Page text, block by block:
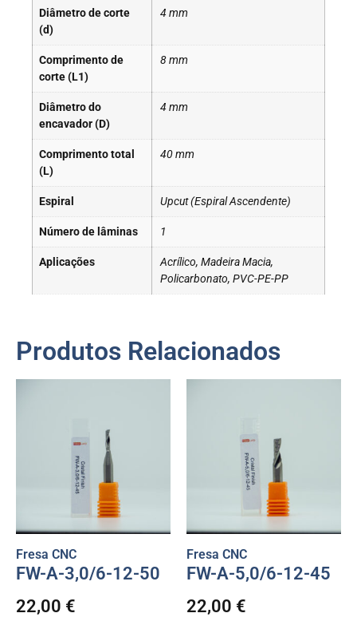
Diâmetro de corte
(d)
4 mm
Comprimento de
corte (L1)
8 mm
Diâmetro do
encavador (D)
4 mm
Comprimento total
(L)
40 mm
Espiral Upcut (Espiral Ascendente)
Número de lâminas 1
Aplicações
Acrílico, Madeira Macia,
Policarbonato, PVC-PE-PP
Produtos Relacionados
Fresa CNC
FW-A-3,0/6-12-50
22,00 €
Fresa CNC
FW-A-5,0/6-12-45
22,00 €